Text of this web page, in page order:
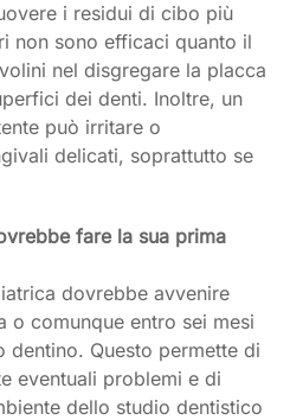
i residui di cibo più
non sono efficaci quanto il
nel disgregare la placca
dei denti. Inoltre, un
può irritare o
delicati, soprattutto se
fare la sua prima
dovrebbe avvenire
o comunque entro sei mesi
Questo permette di
eventuali problemi e di
dello studio dentistico